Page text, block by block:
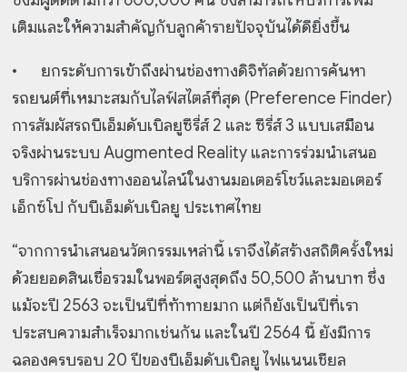
เติมและให้ความสำคัญกับลูกค้ารายปัจจุบันได้ดียิ่งขึ้น
•
ยกระดับการเข้าถึงผ่านช่องทางดิจิทัลด้วยการค้นหา
รถยนต์ที่เหมาะสมกับไลฟ์สไตล์ที่สุด (Preference Finder)
การสัมผัสรถบีเอ็มดับเบิลยูซีรี่ส์ 2 และ ซีรี่ส์ 3 แบบเสมือน
จริงผ่านระบบ Augmented Reality และการร่วมนำเสนอ
บริการผ่านช่องทางออนไลน์ในงานมอเตอร์โชว์และมอเตอร์
เอ็กซ์โป กับบีเอ็มดับเบิลยู ประเทศไทย
“จากการนำเสนอนวัตกรรมเหล่านี้ เราจึงได้สร้างสถิติครั้งใหม่
ด้วยยอดสินเชื่อรวมในพอร์ตสูงสุดถึง 50,500 ล้านบาท ซึ่ง
แม้จะปี 2563 จะเป็นปีที่ท้าทายมาก แต่ก็ยังเป็นปีที่เรา
ประสบความสำเร็จมากเช่นกัน และในปี 2564 นี้ ยังมีการ
ฉลองครบรอบ 20 ปีของบีเอ็มดับเบิลยู ไฟแนนเชียล